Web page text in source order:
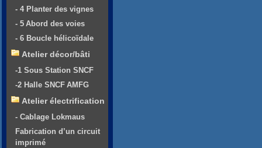
- 4 Planter des vignes
- 5 Abord des voies
- 6 Boucle hélicoïdale
Atelier décor/bâti
-1 Sous Station SNCF
-2 Halle SNCF AMFG
Atelier électrification
- Cablage Lokmaus
Fabrication d’un circuit
imprimé